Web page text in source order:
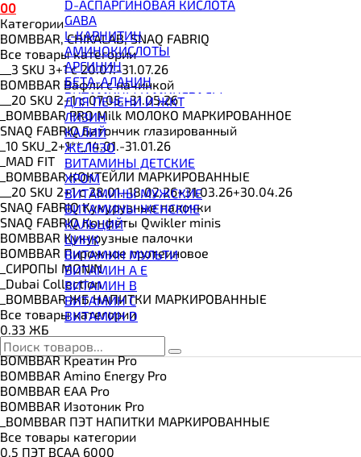
D-АСПАРГИНОВАЯ КИСЛОТА
GABA
L-КАРНИТИН
АМИНОКИСЛОТЫ
АРГИНИН
БЕТА-АЛАНИН
ВИТАМИНЫ И МИНЕРАЛЫ
ВОССТАНОВИТЕЛИ
ГЕЙНЕР
ГИАЛУРОНОВАЯ КИСЛОТА
ГЛЮТАМИН
ГУАРАНА
ДЛЯ СУСТАВОВ И СВЯЗОК
ДОБАВКИ ДЛЯ СНА
ЖИРОСЖИГАТЕЛИ
КОЛЛАГЕН
КОЭНЗИМ Q10
КРЕАТИН
ПОЛЕЗНЫЕ ЖИРЫ
ПРОТЕИН
ПРОТЕИНОВОЕ ПЕЧЕНЬЕ
ПРОТЕИНОВЫЕ БАТОНЧИКИ
ПРОТЕИНОВЫЕ КАШИ
ТЕСТОБУСТЕРЫ
ЦИТРУЛЛИН МАЛАТ
ПРЕДТРЕНИРОВОЧНЫЕ КОМПЛЕКСЫ
ЭНЕРГЕТИКИ И ЖИРОСЖИГАТЕЛИ#
ДЛЯ ПЕЧЕНИ И ЖКТ
ЛИЗИН
КАЛИЙ
ЖЕЛЕЗО
ВИТАМИНЫ ДЕТСКИЕ
ХРОМ
ВИТАМИНЫ МУЖСКИЕ
ВИТАМИНЫ ЖЕНСКИЕ
КАЛЬЦИЙ
ЦИНК
ВИТАМИН МУЛЬТИ
ВИТАМИН A E
ВИТАМИН B
ВИТАМИН C
ВИТАМИН D
00
Категории
BOMBBAR, CHIKALAB, SNAQ FABRIQ
Все товары категории
__3 SKU 3+1 с 20.07.-31.07.26
BOMBBAR Вафли с начинкой
__20 SKU 2+1 с 07.05.-31.05.26
_BOMBBAR PRO Milk МОЛОКО МАРКИРОВАННОЕ
SNAQ FABRIQ Батончик глазированный
_10 SKU_2+1**_14.01.-31.01.26
_MAD FIT
_BOMBBAR КОКТЕЙЛИ МАРКИРОВАННЫЕ
__20 SKU 2+1 с 28.01.-18.02.26+31.03.26+30.04.26
SNAQ FABRIQ Кукурузные палочки
SNAQ FABRIQ Конфеты Qwikler minis
BOMBBAR Кукурузные палочки
BOMBBAR Пирожное протеиновое
_CИРОПЫ MONIN
_Dubai Collection
_BOMBBAR ЖБ НАПИТКИ МАРКИРОВАННЫЕ
Все товары категории
0.33 ЖБ
0.5 ЖБ
BOMBBAR Креатин Pro
BOMBBAR Amino Energy Pro
BOMBBAR EAA Pro
BOMBBAR Изотоник Pro
_BOMBBAR ПЭТ НАПИТКИ МАРКИРОВАННЫЕ
Все товары категории
0.5 ПЭТ ВСАА 6000